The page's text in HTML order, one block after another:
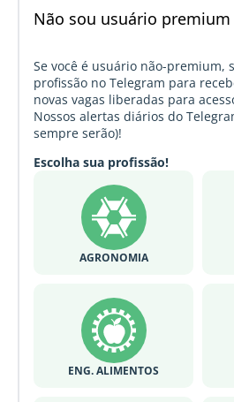
Não sou usuário premium
Se você é usuário não-premium,
profissão no Telegram para
novas vagas liberadas para
Nossos alertas diários do
sempre serão)!
Escolha sua profissão!
AGRONOMIA
ENG. ALIMENTOS